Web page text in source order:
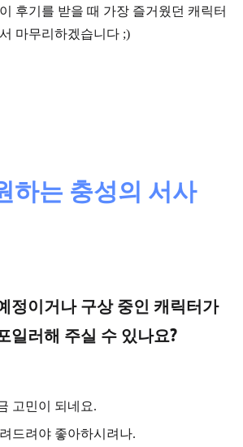
후기를 받을 때 가장 즐거웠던 캐릭터
마무리하겠습니다 ;)
하는 충성의 서사
정이거나 구상 중인 캐릭터가
일러해 주실 수 있나요?
고민이 되네요.
드려야 좋아하시려나.